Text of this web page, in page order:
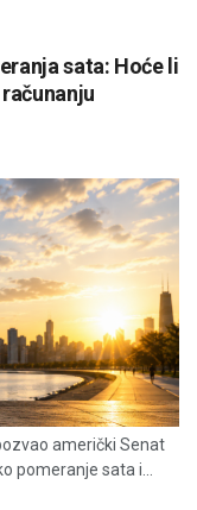
sata: Hoće li
američki Senat
pomeranje sata i...